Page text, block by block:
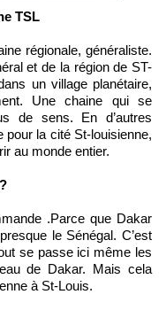
TSL
régionale, généraliste.
et de la région de ST-
un village planétaire,
Une chaine qui se
de sens. En d’autres
la cité St-louisienne,
au monde entier.
.Parce que Dakar
le Sénégal. C’est
se passe ici même les
de Dakar. Mais cela
à St-Louis.